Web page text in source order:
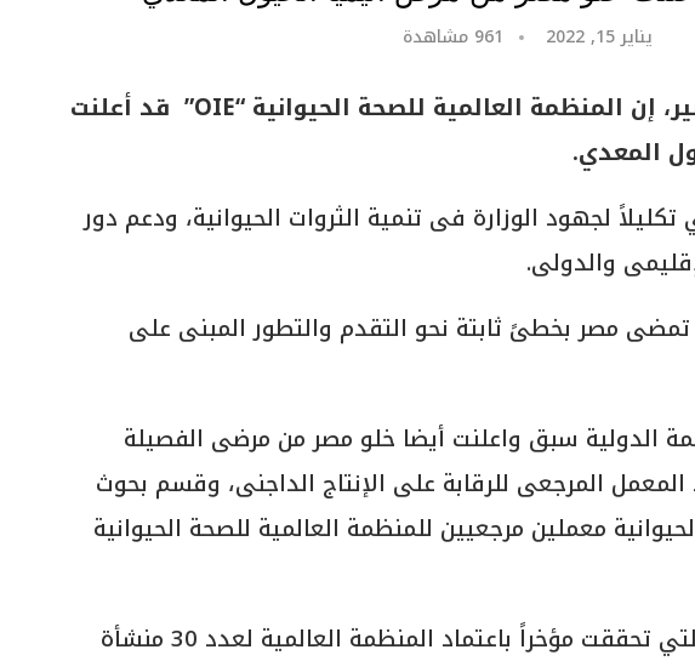
يناير 15, 2022
961 مشاهدة
قال وزير الزراعة، السيد القصير، إن المنظمة العالمية للصحة الحيوانية “OIE” قد أعلنت
المعدي.
تكليلاً لجهود الوزارة فى تنمية الثروات الحيوانية، ودعم دور
والدولى.
تمضى مصر بخطىً ثابتة نحو التقدم والتطور المبنى على
الدولية سبق واعلنت أيضا خلو مصر من مرضى الفصيلة
المعمل المرجعى للرقابة على الإنتاج الداجنى، وقسم بحوث
معملين مرجعيين للمنظمة العالمية للصحة الحيوانية
ويأتي ذلك استكمالاً للنجاحات التي تحققت مؤخراً باعتماد المنظمة العالمية لعدد 30 منشأة